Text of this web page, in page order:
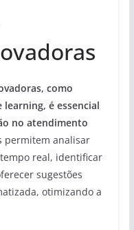
como
é essencial
no atendimento
permitem analisar
real, identificar
sugestões
otimizando a